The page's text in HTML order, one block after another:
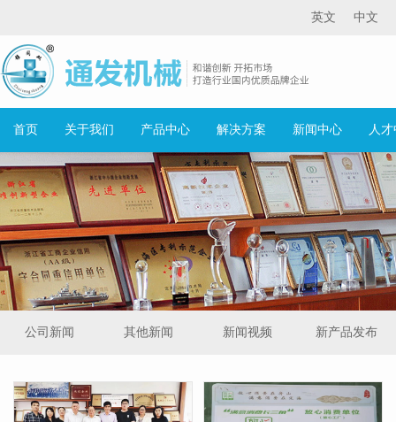
中文
英文
首页 关于我们 产品中心 解决方案 新闻中心 人
公司新闻 其他新闻 新闻视频 新产品发布